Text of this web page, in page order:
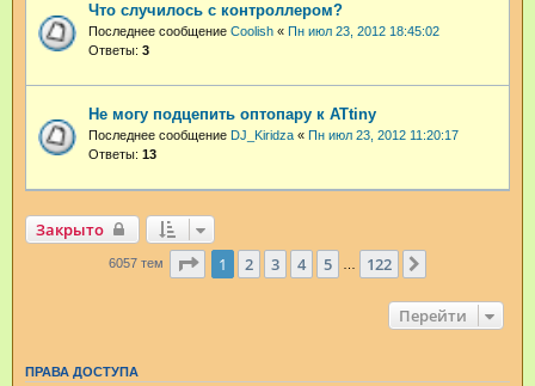
Что случилось с контроллером?
Последнее сообщение Coolish « Пн июл 23, 2012 18:45:02
Ответы: 3
Не могу подцепить оптопару к ATtiny
Последнее сообщение DJ_Kiridza « Пн июл 23, 2012 11:20:17
Ответы: 13
Закрыто
6057 тем Страница из 122
1 2 3 4 5 122
Перейти
ПРАВА ДОСТУПА